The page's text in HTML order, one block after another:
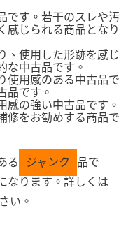
です。若干のスレや汚
感じられる商品となり
、使用した形跡を感じ
な中古品です。
使用感のある中古品で
品です。
感の強い中古品です。
修をお勧めする商品で
る ジャンク
品で
なります。詳しくは
い。